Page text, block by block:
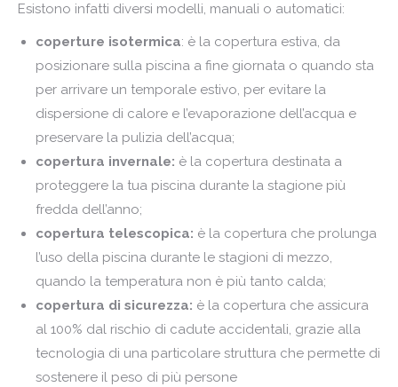
Esistono infatti diversi modelli, manuali o automatici:
coperture isotermica: è la copertura estiva, da
posizionare sulla piscina a fine giornata o quando sta
per arrivare un temporale estivo, per evitare la
dispersione di calore e l’evaporazione dell’acqua e
preservare la pulizia dell’acqua;
copertura invernale: è la copertura destinata a
proteggere la tua piscina durante la stagione più
fredda dell’anno;
copertura telescopica: è la copertura che prolunga
l’uso della piscina durante le stagioni di mezzo,
quando la temperatura non è più tanto calda;
copertura di sicurezza: è la copertura che assicura
al 100% dal rischio di cadute accidentali, grazie alla
tecnologia di una particolare struttura che permette di
sostenere il peso di più persone